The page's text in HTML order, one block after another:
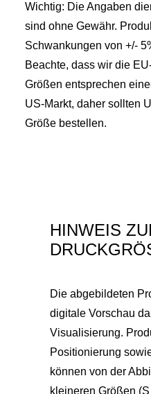
Wichtig: Die Angaben
sind ohne Gewähr.
Schwankungen von +/-
Beachte, dass wir die
Größen entsprechen
US-Markt, daher sollten
Größe bestellen.
HINWEIS
Die abgebildeten
digitale Vorschau
Visualisierung.
Positionierung
können von der
kleineren Größen